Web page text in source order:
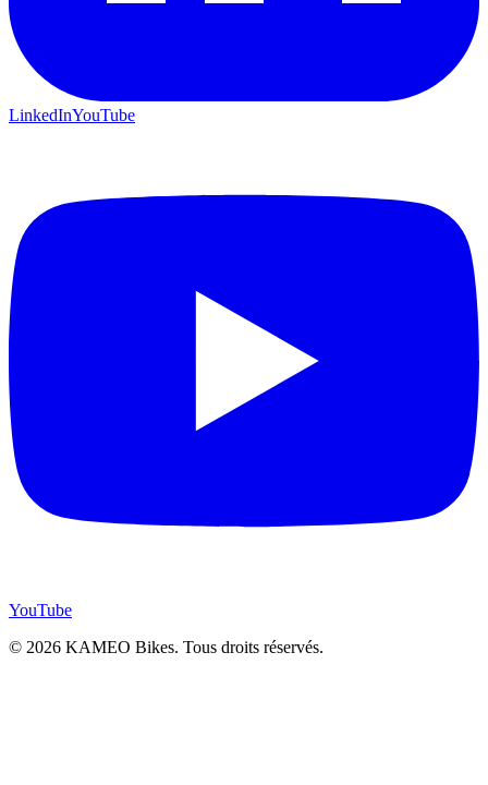
LinkedInYouTube
YouTube
© 2026 KAMEO Bikes. Tous droits réservés.